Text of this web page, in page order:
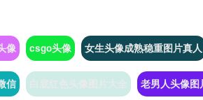
像 csgo头像 女生头像成熟稳重图片真人
信 白底红色头像图片大全 老男人头像图